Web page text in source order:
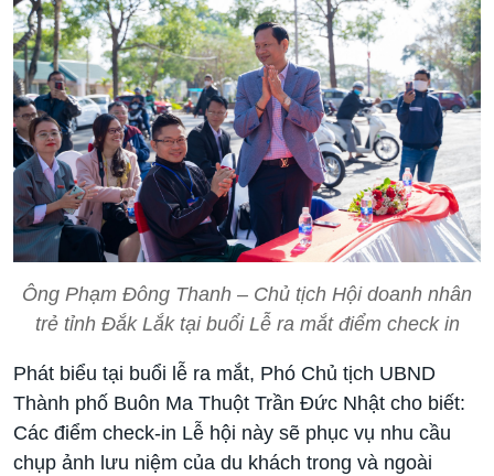
Ông Phạm Đông Thanh – Chủ tịch Hội doanh nhân
trẻ tỉnh Đắk Lắk tại buổi Lễ ra mắt điểm check in
Phát biểu tại buổi lễ ra mắt, Phó Chủ tịch UBND
Thành phố Buôn Ma Thuột Trần Đức Nhật cho biết:
Các điểm check-in Lễ hội này sẽ phục vụ nhu cầu
chụp ảnh lưu niệm của du khách trong và ngoài